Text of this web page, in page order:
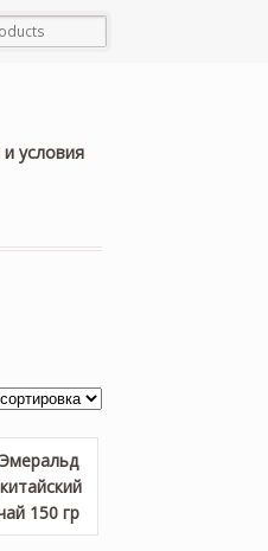
условия